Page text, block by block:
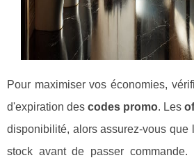
Pour maximiser vos économies,
d'expiration descodes promo. Les
disponibilité, alors assurez-vous que
stock avant de passer commande.